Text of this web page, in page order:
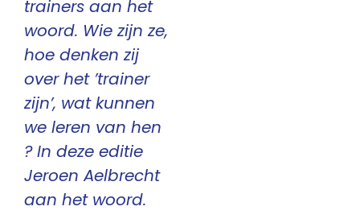
trainers aan het
woord. Wie zijn ze,
hoe denken zij
over het ’trainer
zijn’, wat kunnen
we leren van hen
? In deze editie
Jeroen Aelbrecht
aan het woord.